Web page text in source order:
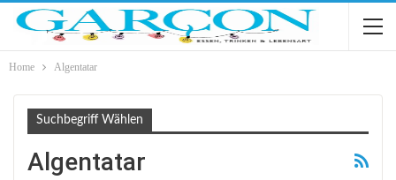
Home Algentatar
Suchbegriff Wählen
Algentatar